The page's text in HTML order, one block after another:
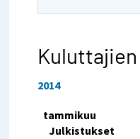
2014
tammikuu
Julkistukset